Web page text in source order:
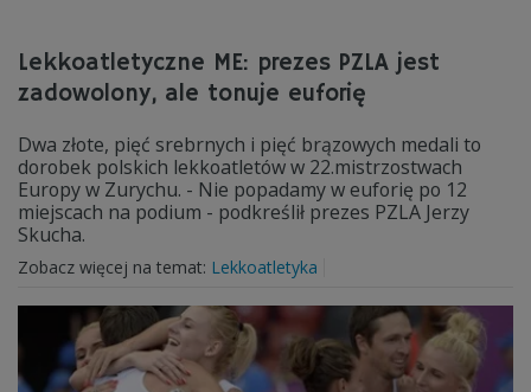
Lekkoatletyczne ME: prezes PZLA jest
zadowolony, ale tonuje euforię
Dwa złote, pięć srebrnych i pięć brązowych medali to
dorobek polskich lekkoatletów w 22.mistrzostwach
Europy w Zurychu. - Nie popadamy w euforię po 12
miejscach na podium - podkreślił prezes PZLA Jerzy
Skucha.
Zobacz więcej na temat: Lekkoatletyka